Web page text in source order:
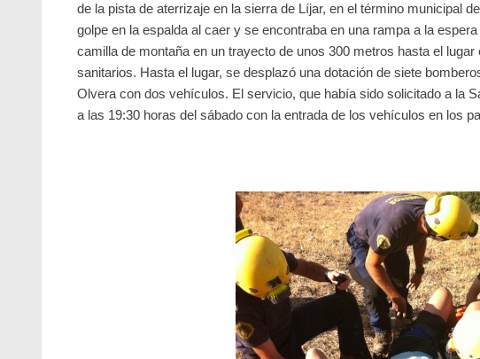
de la pista de aterrizaje en la sierra de Líjar, en el término municipal
golpe en la espalda al caer y se encontraba en una rampa a la
camilla de montaña en un trayecto de unos 300 metros hasta el
sanitarios. Hasta el lugar, se desplazó una dotación de siete
Olvera con dos vehículos. El servicio, que había sido solicitado a la
a las 19:30 horas del sábado con la entrada de los vehículos en los